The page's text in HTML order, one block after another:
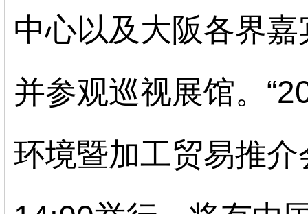
中心以及大阪各界
并参观巡视展馆。 “
环境暨加工贸易推介